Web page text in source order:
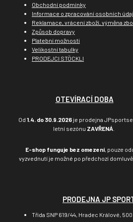
Obchodní podmínky
Informace o zpracování osobních
Reklamace, vrácení zboží, výměna
Způsob dopravy
Platební možnosti
Velikostní tabulky
PRODEJCI STÖCKLI
OTEVÍRACÍ DOBA
Od 1.4. do 30.9.2026je prodejna
letní sezónu ZAVŘENÁ
E-shop funguje bez omezení , pouze
vyzvednutí je možné po předchozí
PRODEJNA JP
Třída SNP 619/44, Hradec Králové, 500